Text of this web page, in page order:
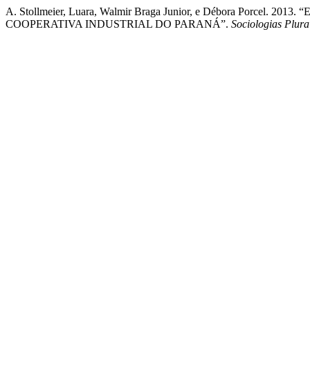
A. Stollmeier, Luara, Walmir Braga Junior, e Débora Porcel.
COOPERATIVA INDUSTRIAL DO PARANÁ”. Sociologias